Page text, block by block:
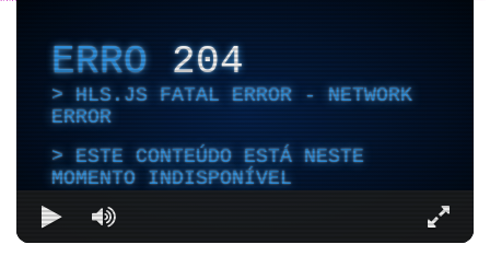
ERRO204
HLS.JS FATAL ERROR - NETWORK
ERROR
ESTE CONTEÚDO ESTÁ NESTE
MOMENTO INDISPONÍVEL